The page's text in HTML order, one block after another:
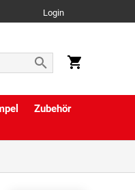
Login
Zubehör